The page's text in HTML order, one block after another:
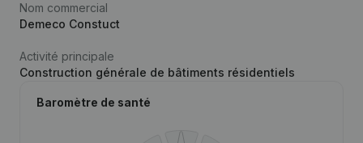
Nom commercial
Demeco Constuct
Activité principale
Construction générale de bâtiments résidentiels
Baromètre de santé